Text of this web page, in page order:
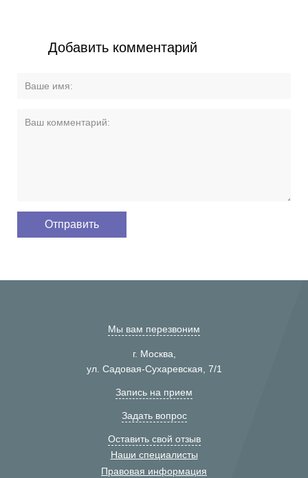
Добавить комментарий
Мы вам перезвоним
г. Москва,
ул. Садовая-Сухаревская, 7/1
Запись на прием
Задать вопрос
Оставить свой отзыв
Наши специалисты
Правовая информация